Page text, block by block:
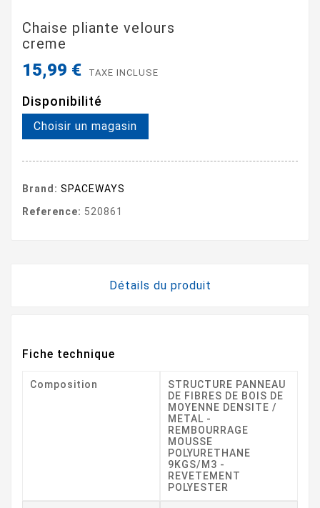
Chaise pliante velours
creme
15,99 € TAXE INCLUSE
Disponibilité
Choisir un magasin
Brand: SPACEWAYS
Reference: 520861
Détails du produit
Fiche technique
Composition
STRUCTURE PANNEAU
DE FIBRES DE BOIS DE
MOYENNE DENSITE /
METAL -
REMBOURRAGE
MOUSSE
POLYURETHANE
9KGS/M3 -
REVETEMENT
POLYESTER